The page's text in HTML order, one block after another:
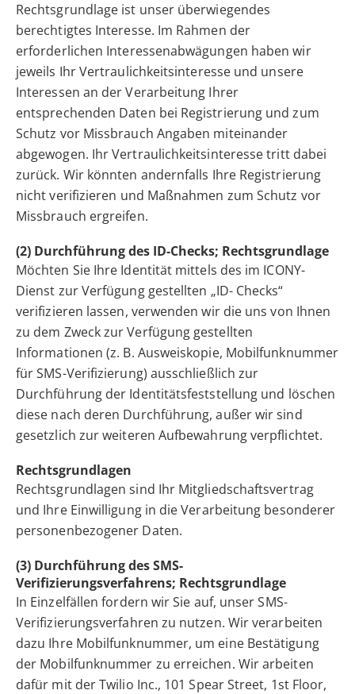
Rechtsgrundlage ist unser überwiegendes
berechtigtes Interesse. Im Rahmen der
erforderlichen Interessenabwägungen haben wir
jeweils Ihr Vertraulichkeitsinteresse und unsere
Interessen an der Verarbeitung Ihrer
entsprechenden Daten bei Registrierung und zum
Schutz vor Missbrauch Angaben miteinander
abgewogen. Ihr Vertraulichkeitsinteresse tritt dabei
zurück. Wir könnten andernfalls Ihre Registrierung
nicht verifizieren und Maßnahmen zum Schutz vor
Missbrauch ergreifen.
(2) Durchführung des ID-Checks; Rechtsgrundlage
Möchten Sie Ihre Identität mittels des im ICONY-
Dienst zur Verfügung gestellten „ID- Checks“
verifizieren lassen, verwenden wir die uns von Ihnen
zu dem Zweck zur Verfügung gestellten
Informationen (z. B. Ausweiskopie, Mobilfunknummer
für SMS-Verifizierung) ausschließlich zur
Durchführung der Identitätsfeststellung und löschen
diese nach deren Durchführung, außer wir sind
gesetzlich zur weiteren Aufbewahrung verpflichtet.
Rechtsgrundlagen
Rechtsgrundlagen sind Ihr Mitgliedschaftsvertrag
und Ihre Einwilligung in die Verarbeitung besonderer
personenbezogener Daten.
(3) Durchführung des SMS-
Verifizierungsverfahrens; Rechtsgrundlage
In Einzelfällen fordern wir Sie auf, unser SMS-
Verifizierungsverfahren zu nutzen. Wir verarbeiten
dazu Ihre Mobilfunknummer, um eine Bestätigung
der Mobilfunknummer zu erreichen. Wir arbeiten
dafür mit der Twilio Inc., 101 Spear Street, 1st Floor,